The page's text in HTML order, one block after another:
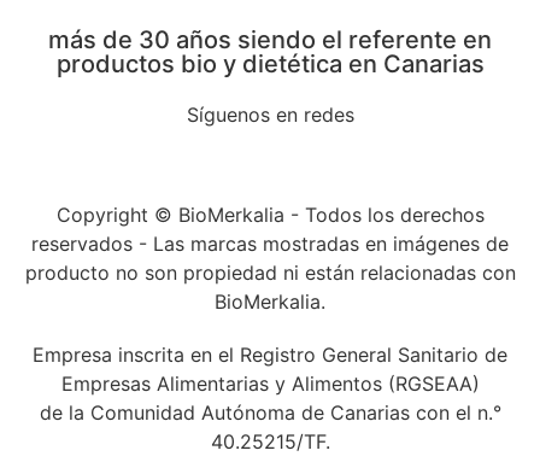
más de 30 años siendo el referente en
productos bio y dietética en Canarias
Síguenos en redes
Copyright © BioMerkalia - Todos los derechos
reservados - Las marcas mostradas en imágenes de
producto no son propiedad ni están relacionadas con
BioMerkalia.
Empresa inscrita en el Registro General Sanitario de
Empresas Alimentarias y Alimentos (RGSEAA)
de la Comunidad Autónoma de Canarias con el n.°
40.25215/TF.